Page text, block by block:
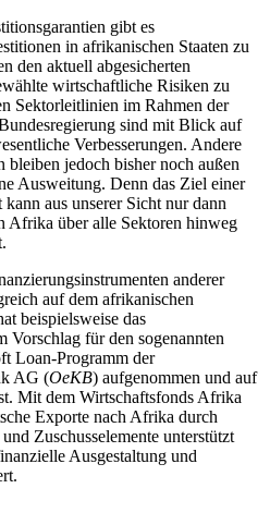
gibt es
in afrikanischen Staaten zu
den aktuell abgesicherten
wirtschaftliche Risiken zu
Sektorleitlinien im Rahmen der
sind mit Blick auf
Verbesserungen. Andere
bleiben jedoch bisher noch außen
Ausweitung. Denn das Ziel einer
aus unserer Sicht nur dann
Afrika über alle Sektoren hinweg
anderer
auf dem afrikanischen
beispielsweise das
Vorschlag für den sogenannten
Loan-Programm der
AG (OeKB) aufgenommen und auf
Mit dem Wirtschaftsfonds Afrika
Exporte nach Afrika durch
Zuschusselemente unterstützt
Ausgestaltung und